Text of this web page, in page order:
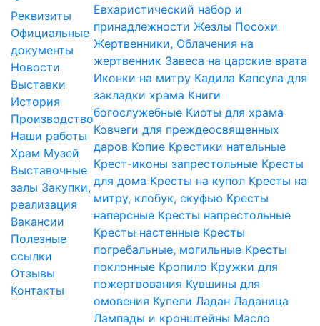
Реквизиты
Официальные
документы
Новости
Выставки
История
Производство
Наши работы
Храм Музей
Выставочные
залы Закупки,
реализация
Вакансии
Полезные
ссылки
Отзывы
Контакты
Евхаристический набор и
принадлежности Жезлы Посохи
Жертвенники, Облачения на
жертвенник Завеса на царские врата
Иконки на митру Кадила Капсула для
закладки храма Книги
богослужебные Киоты для храма
Ковчеги для преждеосвященных
даров Копие Крестики нательные
Крест-иконы запрестольные Кресты
для дома Кресты на купол Кресты на
митру, клобук, скуфью Кресты
наперсные Кресты напрестольные
Кресты настенные Кресты
погребальные, могильные Кресты
поклонные Кропило Кружки для
пожертвования Кувшины для
омовения Купели Ладан Ладаница
Лампады и кронштейны Масло